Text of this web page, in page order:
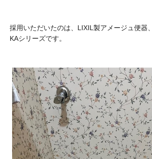
採用いただいたのは、LIXIL製アメージュ便器
KAシリーズです。